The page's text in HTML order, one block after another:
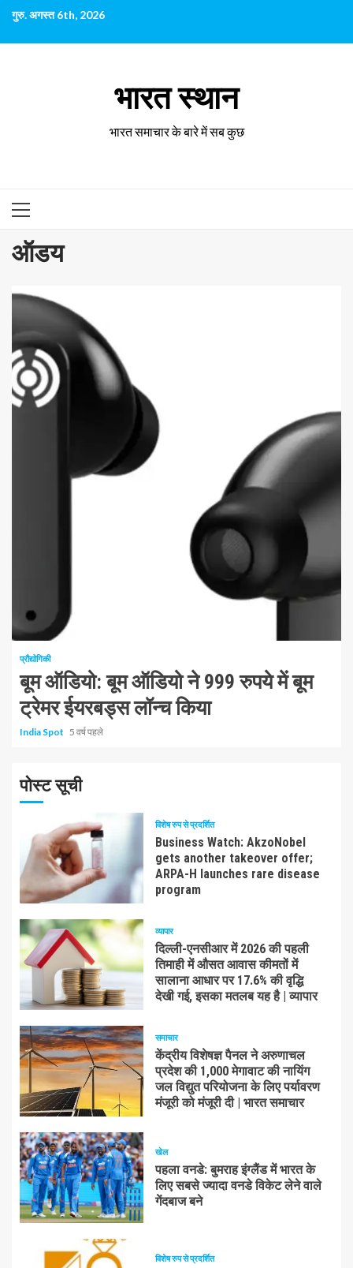
छोड़कर
सामग्री
पर
गुरु. अगस्त 6th, 2026
भारत स्थान
भारत समाचार के बारे में सब कुछ
प्राथमिक
ऑडय
1 न्यूनतम पढ़ा
प्रौद्योगिकी
बूम ऑडियो: बूम ऑडियो ने 999 रुपये में बूम
ट्रेमर ईयरबड्स लॉन्च किया
India Spot 5 वर्ष पहले
पोस्ट सूची
विशेष रुप से प्रदर्शित
Business Watch: AkzoNobel
gets another takeover offer;
ARPA-H launches rare disease
program
व्यापार
दिल्ली-एनसीआर में 2026 की पहली
तिमाही में औसत आवास कीमतों में
सालाना आधार पर 17.6% की वृद्धि
देखी गई, इसका मतलब यह है | व्यापार
समाचार
केंद्रीय विशेषज्ञ पैनल ने अरुणाचल
प्रदेश की 1,000 मेगावाट की नायिंग
जल विद्युत परियोजना के लिए पर्यावरण
मंजूरी को मंजूरी दी | भारत समाचार
खेल
पहला वनडे: बुमराह इंग्लैंड में भारत के
लिए सबसे ज्यादा वनडे विकेट लेने वाले
गेंदबाज बने
विशेष रुप से प्रदर्शित